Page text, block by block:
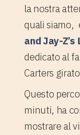
la nostra
quali siamo,
and Jay-
dedicato al
Carters
Questo
minuti, ha
mostrare al